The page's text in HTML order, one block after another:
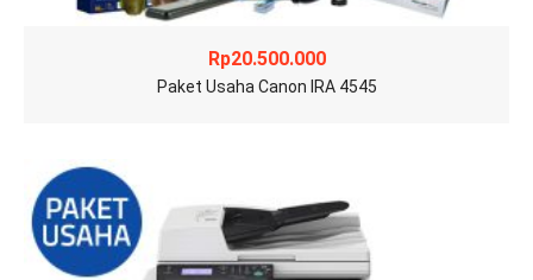
Rp20.500.000
Paket Usaha Canon IRA 4545